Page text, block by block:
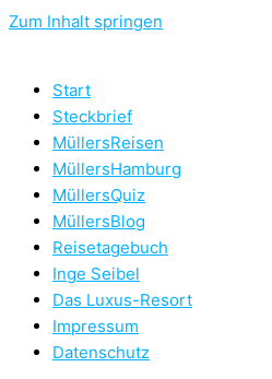
Zum Inhalt springen
Start
Steckbrief
MüllersReisen
MüllersHamburg
MüllersQuiz
MüllersBlog
Reisetagebuch
Inge Seibel
Das Luxus-Resort
Impressum
Datenschutz